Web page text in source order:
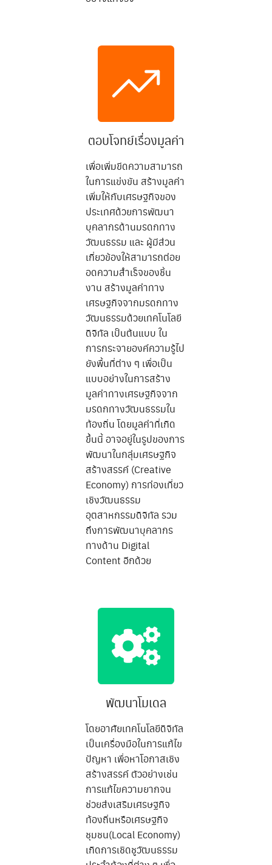
ตอบโจทย์เรื่องมูลค่า
เพื่อเพิ่มขีดความสามารถ
ในการแข่งขัน สร้างมูลค่า
เพิ่มให้กับเศรษฐกิจของ
ประเทศด้วยการพัฒนา
บุคลากรด้านมรดกทาง
วัฒนธรรม และ ผู้มีส่วน
เกี่ยวข้องให้สามารถต่อย
อดความสำเร็จของชิ้น
งาน สร้างมูลค่าทาง
เศรษฐกิจจากมรดกทาง
วัฒนธรรมด้วยเทคโนโลยี
ดิจิทัล เป็นต้นแบบ ใน
การกระจายองค์ความรู้ไป
ยังพื้นที่ต่าง ๆ เพื่อเป็น
แบบอย่างในการสร้าง
มูลค่าทางเศรษฐกิจจาก
มรดกทางวัฒนธรรมใน
ท้องถิ่น โดยมูลค่าที่เกิด
ขึ้นนี้ อาจอยู่ในรูปของการ
พัฒนาในกลุ่มเศรษฐกิจ
สร้างสรรค์ (Creative
Economy) การท่องเที่ยว
เชิงวัฒนธรรม
อุตสาหกรรมดิจิทัล รวม
ถึงการพัฒนาบุคลากร
ทางด้าน Digital
Content อีกด้วย
พัฒนาโมเดล
โดยอาศัยเทคโนโลยีดิจิทัล
เป็นเครื่องมือในการแก้ไข
ปัญหา เพื่อหาโอกาสเชิง
สร้างสรรค์ ตัวอย่างเช่น
การแก้ไขความยากจน
ช่วยส่งเสริมเศรษฐกิจ
ท้องถิ่นหรือเศรษฐกิจ
ชุมชน(Local Economy)
เกิดการเชิดชูวัฒนธรรม